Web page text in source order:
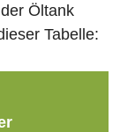
Öltank
Tabelle: